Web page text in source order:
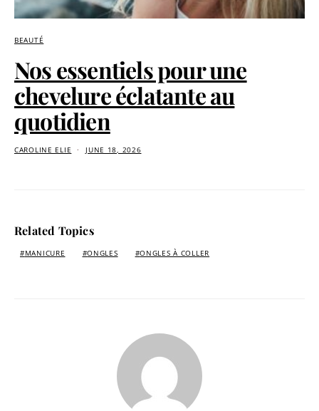
BEAUTÉ
Nos essentiels pour une
chevelure éclatante au
quotidien
CAROLINE ELIE JUNE 18, 2026
Related Topics
MANICURE ONGLES ONGLES À COLLER